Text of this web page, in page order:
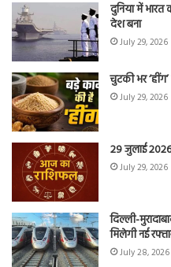
दुनिया में भारत
देश बना
July 29, 2026
चुटकी भर
July 29, 2026
29 जुलाई
July 29, 2026
दिल्ली-
मिलेगी नई
July 28, 2026